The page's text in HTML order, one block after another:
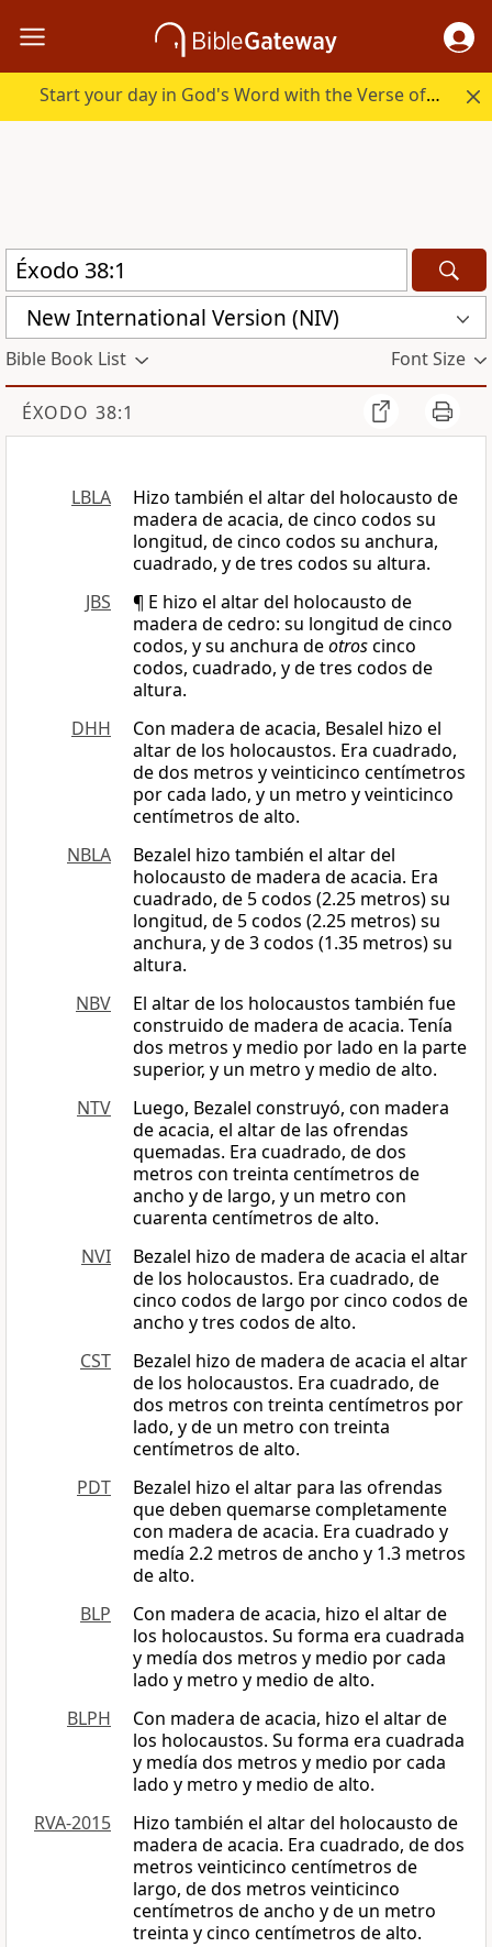
Start your day in God's Word with the Verse of the Day.
New International Version (NIV)
Bible Book List Font Size
ÉXODO 38:1
LBLA
Hizo también el altar del holocausto de
madera de acacia, de cinco codos su
longitud, de cinco codos su anchura,
cuadrado, y de tres codos su altura.
JBS
¶ E hizo el altar del holocausto de
madera de cedro: su longitud de cinco
codos, y su anchura deotroscinco
codos, cuadrado, y de tres codos de
altura.
DHH
Con madera de acacia, Besalel hizo el
altar de los holocaustos. Era cuadrado,
de dos metros y veinticinco centímetros
por cada lado, y un metro y veinticinco
centímetros de alto.
NBLA
Bezalel hizo también el altar del
holocausto de madera de acacia. Era
cuadrado, de 5 codos (2.25 metros) su
longitud, de 5 codos (2.25 metros) su
anchura, y de 3 codos (1.35 metros) su
altura.
NBV
El altar de los holocaustos también fue
construido de madera de acacia. Tenía
dos metros y medio por lado en la parte
superior, y un metro y medio de alto.
NTV
Luego, Bezalel construyó, con madera
de acacia, el altar de las ofrendas
quemadas. Era cuadrado, de dos
metros con treinta centímetros de
ancho y de largo, y un metro con
cuarenta centímetros de alto.
NVI
Bezalel hizo de madera de acacia el altar
de los holocaustos. Era cuadrado, de
cinco codos de largo por cinco codos de
ancho y tres codos de alto.
CST
Bezalel hizo de madera de acacia el altar
de los holocaustos. Era cuadrado, de
dos metros con treinta centímetros por
lado, y de un metro con treinta
centímetros de alto.
PDT
Bezalel hizo el altar para las ofrendas
que deben quemarse completamente
con madera de acacia. Era cuadrado y
medía 2.2 metros de ancho y 1.3 metros
de alto.
BLP
Con madera de acacia, hizo el altar de
los holocaustos. Su forma era cuadrada
y medía dos metros y medio por cada
lado y metro y medio de alto.
BLPH
Con madera de acacia, hizo el altar de
los holocaustos. Su forma era cuadrada
y medía dos metros y medio por cada
lado y metro y medio de alto.
RVA-2015
Hizo también el altar del holocausto de
madera de acacia. Era cuadrado, de dos
metros veinticinco centímetros de
largo, de dos metros veinticinco
centímetros de ancho y de un metro
treinta y cinco centímetros de alto.